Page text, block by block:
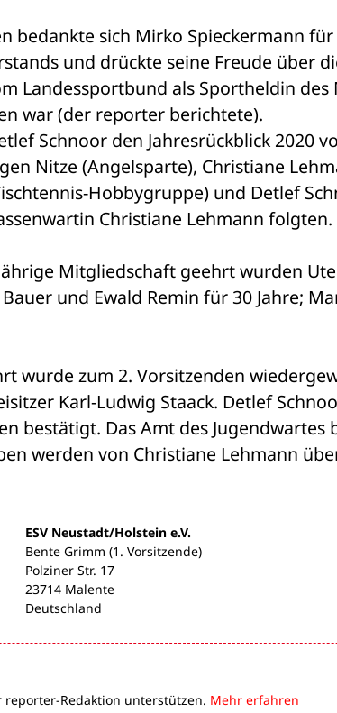
bedankte sich Mirko Spieckermann
und drückte seine Freude über
Landessportbund als Sportheldin des
war (der reporter berichtete).
Schnoor den Jahresrückblick 2020
Nitze (Angelsparte), Christiane
Hobbygruppe) und Detlef
Christiane Lehmann folgten.
Mitgliedschaft geehrt wurden
und Ewald Remin für 30 Jahre;
wurde zum 2. Vorsitzenden
Karl-Ludwig Staack. Detlef
bestätigt. Das Amt des
werden von Christiane Lehmann
ESV Neustadt/Holstein e.V.
Bente Grimm (1. Vorsitzende)
Polziner Str. 17
23714 Malente
Deutschland
reporter-Redaktion unterstützen. Mehr erfahren